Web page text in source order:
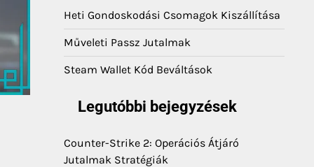
Heti Gondoskodási Csomagok Kiszállítása
Műveleti Passz Jutalmak
Steam Wallet Kód Beváltások
Legutóbbi bejegyzések
Counter-Strike 2: Operációs Átjáró
Jutalmak Stratégiák